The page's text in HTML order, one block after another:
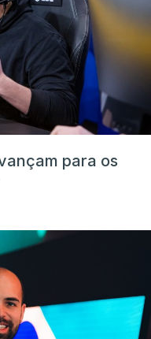
para os